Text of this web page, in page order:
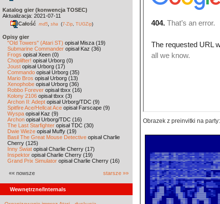
Katalog gier (konwencja TOSEC)
Aktualizacja: 2021-07-11
Całość md5 sha (7-Zip TUGZip)
Opisy gier
"Old Towers" (Atari ST) opisał Misza (19)
Submarine Commander opisał Kaz (36)
Frogs opisał Xeen (0)
Choplifter! opisał Urborg (0)
Joust opisał Urborg (17)
Commando opisał Urborg (35)
Mario Bros opisał Urborg (13)
Xenophobe opisał Urborg (36)
Robbo Forever opisał tbxx (16)
Kolony 2106 opisał tbxx (3)
Archon II: Adept opisał Urborg/TDC (9)
Spitfire Ace/Hellcat Ace opisał Farscape (9)
Wyspa opisał Kaz (9)
Archon opisał Urborg/TDC (16)
The Last Starfighter opisał TDC (30)
Dwie Wieże opisał Muffy (19)
Basil The Great Mouse Detective opisał Charlie
Cherry (125)
Inny Świat opisał Charlie Cherry (17)
Inspektor opisał Charlie Cherry (19)
Grand Prix Simulator opisał Charlie Cherry (16)
«« nowsze starsze »»
Wewnętrzne/Internals
Obrazek z preinvitki na party: